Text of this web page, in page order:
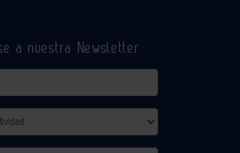
a nuestra Newsletter